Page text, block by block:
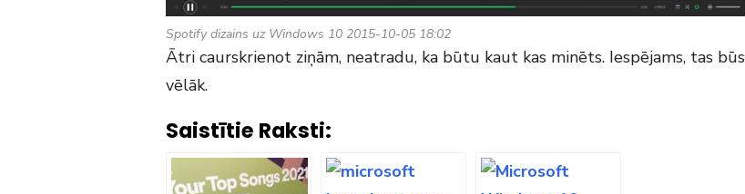
Spotify dizains uz Windows 10 2015-10-05 18:02
Ātri caurskrienot ziņām, neatradu, ka būtu kaut kas minēts. Iespējams, tas būs
vēlāk.
Saistītie Raksti: